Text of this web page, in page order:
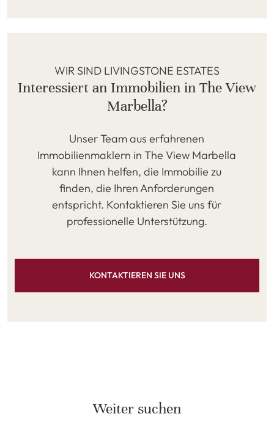
WIR SIND LIVINGSTONE ESTATES
Interessiert an Immobilien in The View
Marbella?
Unser Team aus erfahrenen
Immobilienmaklern in The View Marbella
kann Ihnen helfen, die Immobilie zu
finden, die Ihren Anforderungen
entspricht. Kontaktieren Sie uns für
professionelle Unterstützung.
KONTAKTIEREN SIE UNS
Weiter suchen